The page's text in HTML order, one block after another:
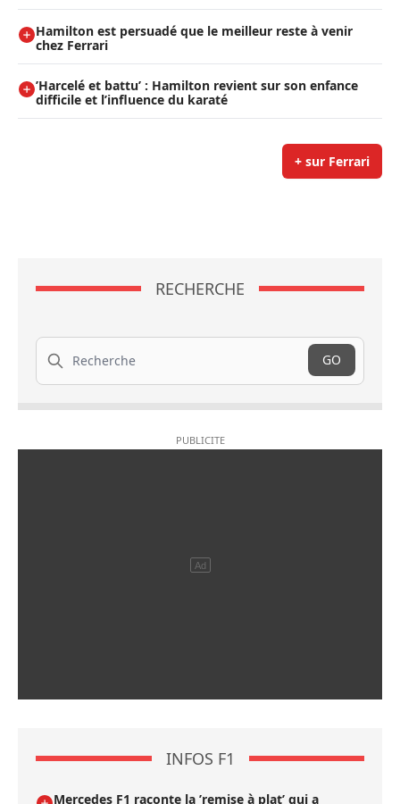
Hamilton est persuadé que le meilleur reste à venir
chez Ferrari
’Harcelé et battu’ : Hamilton revient sur son enfance
difficile et l’influence du karaté
+ sur Ferrari
RECHERCHE
Recherche
GO
INFOS F1
Mercedes F1 raconte la ’remise à plat’ qui a